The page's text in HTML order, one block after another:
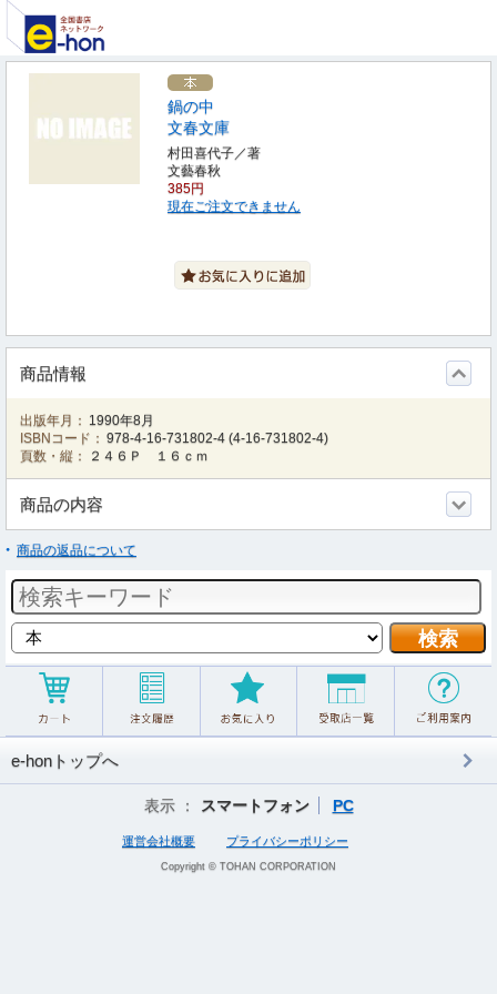
鍋の中
文春文庫
村田喜代子／著
文藝春秋
385円
現在ご注文できません
商品情報
出版年月： 1990年8月
ISBNコード： 978-4-16-731802-4 (4-16-731802-4)
頁数・縦：
２４６Ｐ １６ｃｍ
商品の内容
商品の返品について
e-honトップへ
表示 ： スマートフォン PC
運営会社概要 プライバシーポリシー
Copyright © TOHAN CORPORATION